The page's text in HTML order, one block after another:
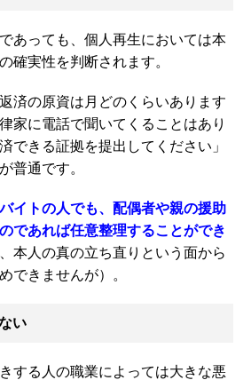
あっても、個人再生においては本
確実性を判断されます。
済の原資は月どのくらいあります
家に電話で聞いてくることはあり
できる証拠を提出してください」
普通です。
イトの人でも、配偶者や親の援助
であれば任意整理することができ
本人の真の立ち直りという面から
できませんが）。
い
する人の職業によっては大きな悪